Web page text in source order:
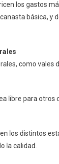
los gastos
básica, y
como vales
libre para
los distintos
la calidad.